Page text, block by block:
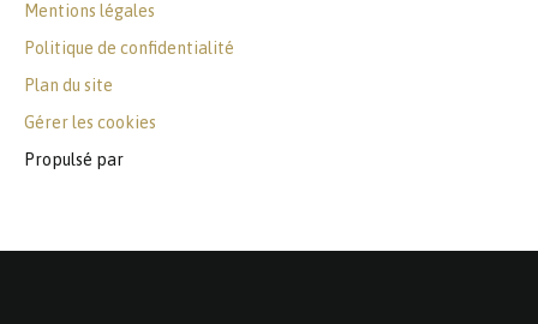
Mentions légales
Politique de confidentialité
Plan du site
Gérer les cookies
Propulsé par